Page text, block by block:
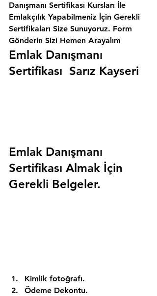
Danışmanı Sertifikası Kursları İle
Emlakçılık Yapabilmeniz İçin Gerekli
Sertifikaları Size Sunuyoruz. Form
Gönderin Sizi Hemen Arayalım
Emlak Danışmanı
Sertifikası  Sarız Kayseri
Emlak Danışmanı
Sertifikası Almak İçin
Gerekli Belgeler.
Kimlik fotoğrafı.
Ödeme Dekontu.